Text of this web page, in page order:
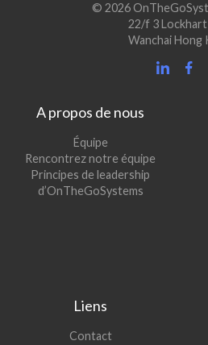
© 2026
22/f 3
Wanchai Hong
A propos de nous
Équipe
Rencontrez notre équipe
Principes de leadership
d’OnTheGoSystems
Liens
Contact